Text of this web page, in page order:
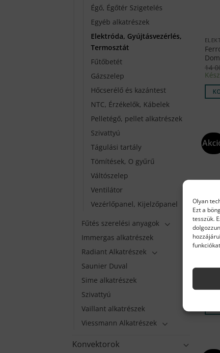
Olyan
Ezt a
tesszük.
Égő, Égőtér Szigetelés
Egyéb alkatrészek
Elektróda, Gyújtásvezérlés,
Termosztát
Fűtőbetét
Gázszelep
Hőcserélő és kazántest
NTC, Érzékelők, Kábelek
Pelletégő, pellet alkatrészek
Szivattyú
Tágulási tartály
Tömítések, O gyűrű
Váltószelep
Ventilátor
Vezérlőpanel, Kijelzőpanel
Fűtés szerelési anyagok
Immergas alkatrészek
Radiant Alkatrészek
Saunier Duval
Sime alkatrészek
Szivattyú
Vaillant alkatrészek
Viessmann Alkatrészek
Konvektorok
14